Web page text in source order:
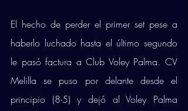
El hecho de perder el primer set pese a
haberlo luchado hasta el último segundo
le pasó factura a Club Voley Palma. CV
Melilla se puso por delante desde el
principio (8-5) y dejó al Voley Palma